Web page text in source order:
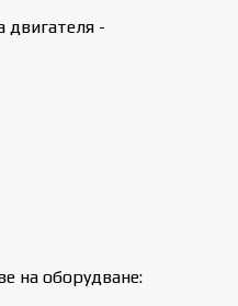
на оборудване: